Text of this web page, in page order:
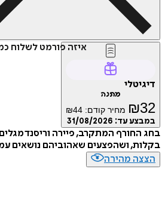
איזה פורמט לשלוח
דיגיטלי
מתנה
₪32 מחיר קודם: ₪44
במבצע עד: 31/08/2026
בחג החורף המתקרב, פיירה וריסנד
בקלות, ושהפצעים שאהוביהם נושאים
הצצה מהירה